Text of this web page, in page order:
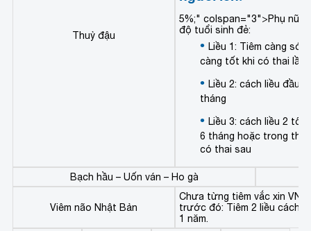
Thuỷ đậu
5%;" colspan="3">Phụ nữ
độ tuổi sinh đẻ:
Liều 1: Tiêm càng sớm
càng tốt khi có thai lần
Liều 2: cách liều đầu
tháng
Liều 3: cách liều 2 tối
6 tháng hoặc trong thời
có thai sau
Bạch hầu – Uốn ván – Ho gà
Viêm não Nhật Bản
Chưa từng tiêm vắc xin
trước đó: Tiêm 2 liều cách
1 năm.